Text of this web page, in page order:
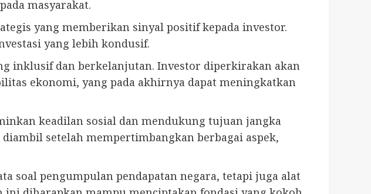
masyarakat.
yang memberikan sinyal positif kepada investor.
yang lebih kondusif.
inklusif dan berkelanjutan. Investor diperkirakan akan
ekonomi, yang pada akhirnya dapat meningkatkan
keadilan sosial dan mendukung tujuan jangka
setelah mempertimbangkan berbagai aspek,
soal pengumpulan pendapatan negara, tetapi juga alat